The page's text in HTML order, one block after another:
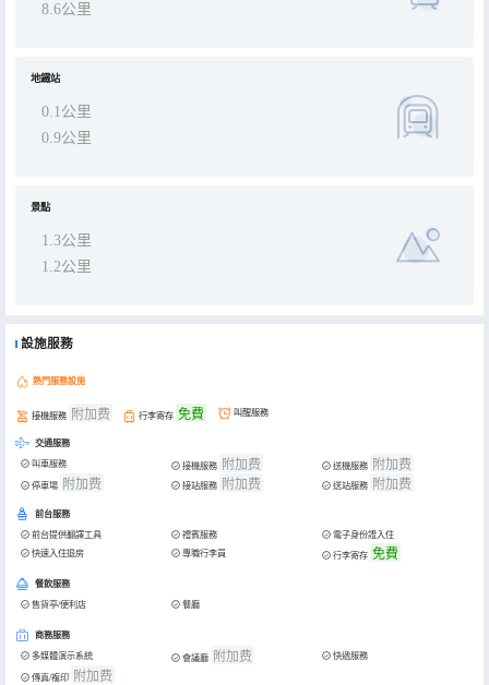
8.6公里
地鐵站
0.1公里
0.9公里
景點
1.3公里
1.2公里
設施服務
熱門服務設施
接機服務 附加费 行李寄存 免費 叫醒服務
交通服務
叫車服務 接機服務 附加费 送機服務 附加费
停車場 附加费 接站服務 附加费 送站服務 附加费
前台服務
前台提供翻譯工具 禮賓服務
電子身份證入住
快速入住退房
專職行李員 行李寄存 免費
餐飲服務
售貨亭/便利店 餐廳
商務服務
多媒體演示系統 會議廳 附加费
快遞服務
傳真/複印 附加费